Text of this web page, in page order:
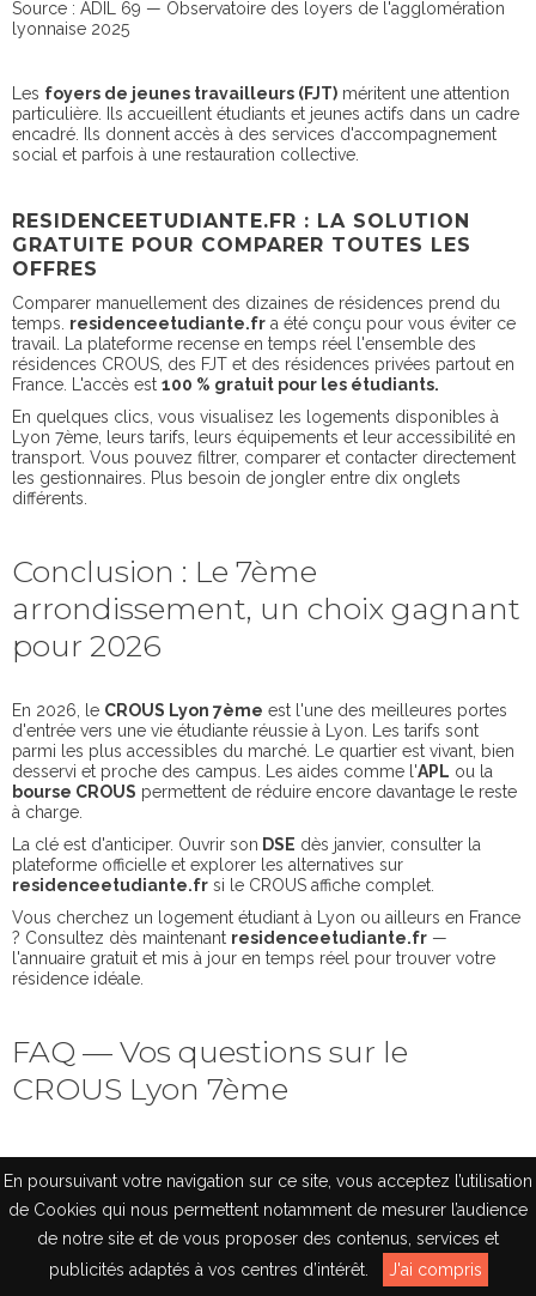
En poursuivant votre navigation sur ce site, vous acceptez l’utilisation
de Cookies qui nous permettent notamment de mesurer l’audience
de notre site et de vous proposer des contenus, services et
publicités adaptés à vos centres d’intérêt.
J'ai compris
Source : ADIL 69 — Observatoire des loyers de l'agglomération
lyonnaise 2025
Les foyers de jeunes travailleurs (FJT) méritent une attention
particulière. Ils accueillent étudiants et jeunes actifs dans un cadre
encadré. Ils donnent accès à des services d'accompagnement
social et parfois à une restauration collective.
RESIDENCEETUDIANTE.FR : LA SOLUTION
GRATUITE POUR COMPARER TOUTES LES
OFFRES
Comparer manuellement des dizaines de résidences prend du
temps. residenceetudiante.fr a été conçu pour vous éviter ce
travail. La plateforme recense en temps réel l'ensemble des
résidences CROUS, des FJT et des résidences privées partout en
France. L'accès est 100 % gratuit pour les étudiants.
En quelques clics, vous visualisez les logements disponibles à
Lyon 7ème, leurs tarifs, leurs équipements et leur accessibilité en
transport. Vous pouvez filtrer, comparer et contacter directement
les gestionnaires. Plus besoin de jongler entre dix onglets
différents.
Conclusion : Le 7ème
arrondissement, un choix gagnant
pour 2026
En 2026, le CROUS Lyon 7ème est l'une des meilleures portes
d'entrée vers une vie étudiante réussie à Lyon. Les tarifs sont
parmi les plus accessibles du marché. Le quartier est vivant, bien
desservi et proche des campus. Les aides comme l'APL ou la
bourse CROUS permettent de réduire encore davantage le reste
à charge.
La clé est d'anticiper. Ouvrir son DSE dès janvier, consulter la
plateforme officielle et explorer les alternatives sur
residenceetudiante.fr si le CROUS affiche complet.
Vous cherchez un logement étudiant à Lyon ou ailleurs en France
? Consultez dès maintenant residenceetudiante.fr —
l'annuaire gratuit et mis à jour en temps réel pour trouver votre
résidence idéale.
FAQ — Vos questions sur le
CROUS Lyon 7ème
1. COMBIEN COÛTE UN LOGEMENT CROUS À
LYON 7ÈME EN 2026 ?
Les loyers varient selon le type de logement. Une chambre
standard coûte entre230 € et 320 €/mois. Un studio meublé se
. Après APL, le reste à charge